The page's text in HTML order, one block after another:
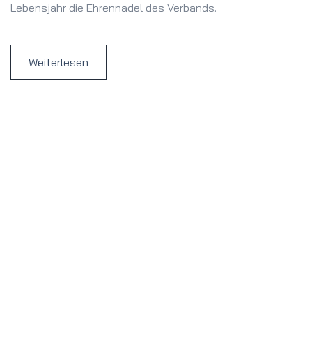
Lebensjahr die Ehrennadel des Verbands.
Weiterlesen